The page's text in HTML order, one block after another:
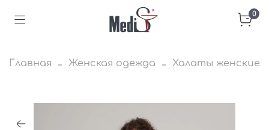
0
Главная Женская одежда Халаты женские